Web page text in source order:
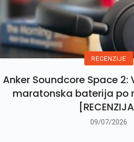
RECENZIJE
Anker Soundcore Space 2:
maratonska baterija po
09/07/2026